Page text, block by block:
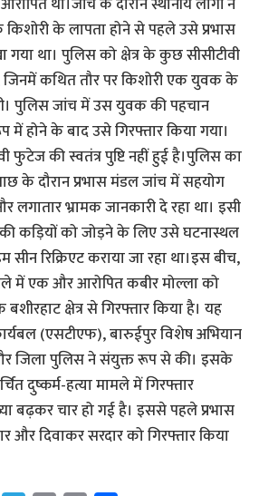
किशोरी के लापता होने से पहले उसे प्रभास
था। पुलिस को क्षेत्र के कुछ सीसीटीवी
कथित तौर पर किशोरी एक युवक के
पुलिस जांच में उस युवक की पहचान
होने के बाद उसे गिरफ्तार किया गया।
फुटेज की स्वतंत्र पुष्टि नहीं हुई है।पुलिस का
के दौरान प्रभास मंडल जांच में सहयोग
लगातार भ्रामक जानकारी दे रहा था। इसी
कड़ियों को जोड़ने के लिए उसे घटनास्थल
सीन रिक्रिएट कराया जा रहा था।इस बीच,
में एक और आरोपित कबीर मोल्ला को
क्षेत्र से गिरफ्तार किया है। यह
(एसटीएफ), बारुईपुर विशेष अभियान
जिला पुलिस ने संयुक्त रूप से की। इसके
दुष्कर्म-हत्या मामले में गिरफ्तार
बढ़कर चार हो गई है। इससे पहले प्रभास
और दिवाकर सरदार को गिरफ्तार किया